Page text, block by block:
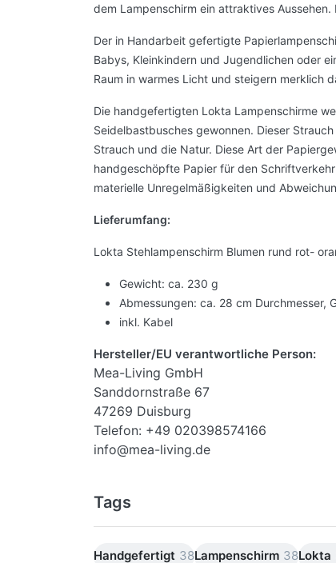
dem Lampenschirm ein attraktives
Der in Handarbeit gefertigte
Babys, Kleinkindern und Jugendlichen oder
Raum in warmes Licht und steigern merklich
Die handgefertigten Lokta Lampenschirme
Seidelbastbusches gewonnen. Dieser
Strauch und die Natur. Diese Art der
handgeschöpfte Papier für den
materielle Unregelmäßigkeiten und
Lieferumfang:
Lokta Stehlampenschirm Blumen rund rot-
Gewicht: ca. 230 g
Abmessungen: ca. 28 cm Durchmesser,
inkl. Kabel
Hersteller/EU verantwortliche Person:
Mea-Living GmbH
Sanddornstraße 67
47269 Duisburg
Telefon: +49 020398574166
info@mea-living.de
Tags
Handgefertigt 38Lampenschirm 38Lokta